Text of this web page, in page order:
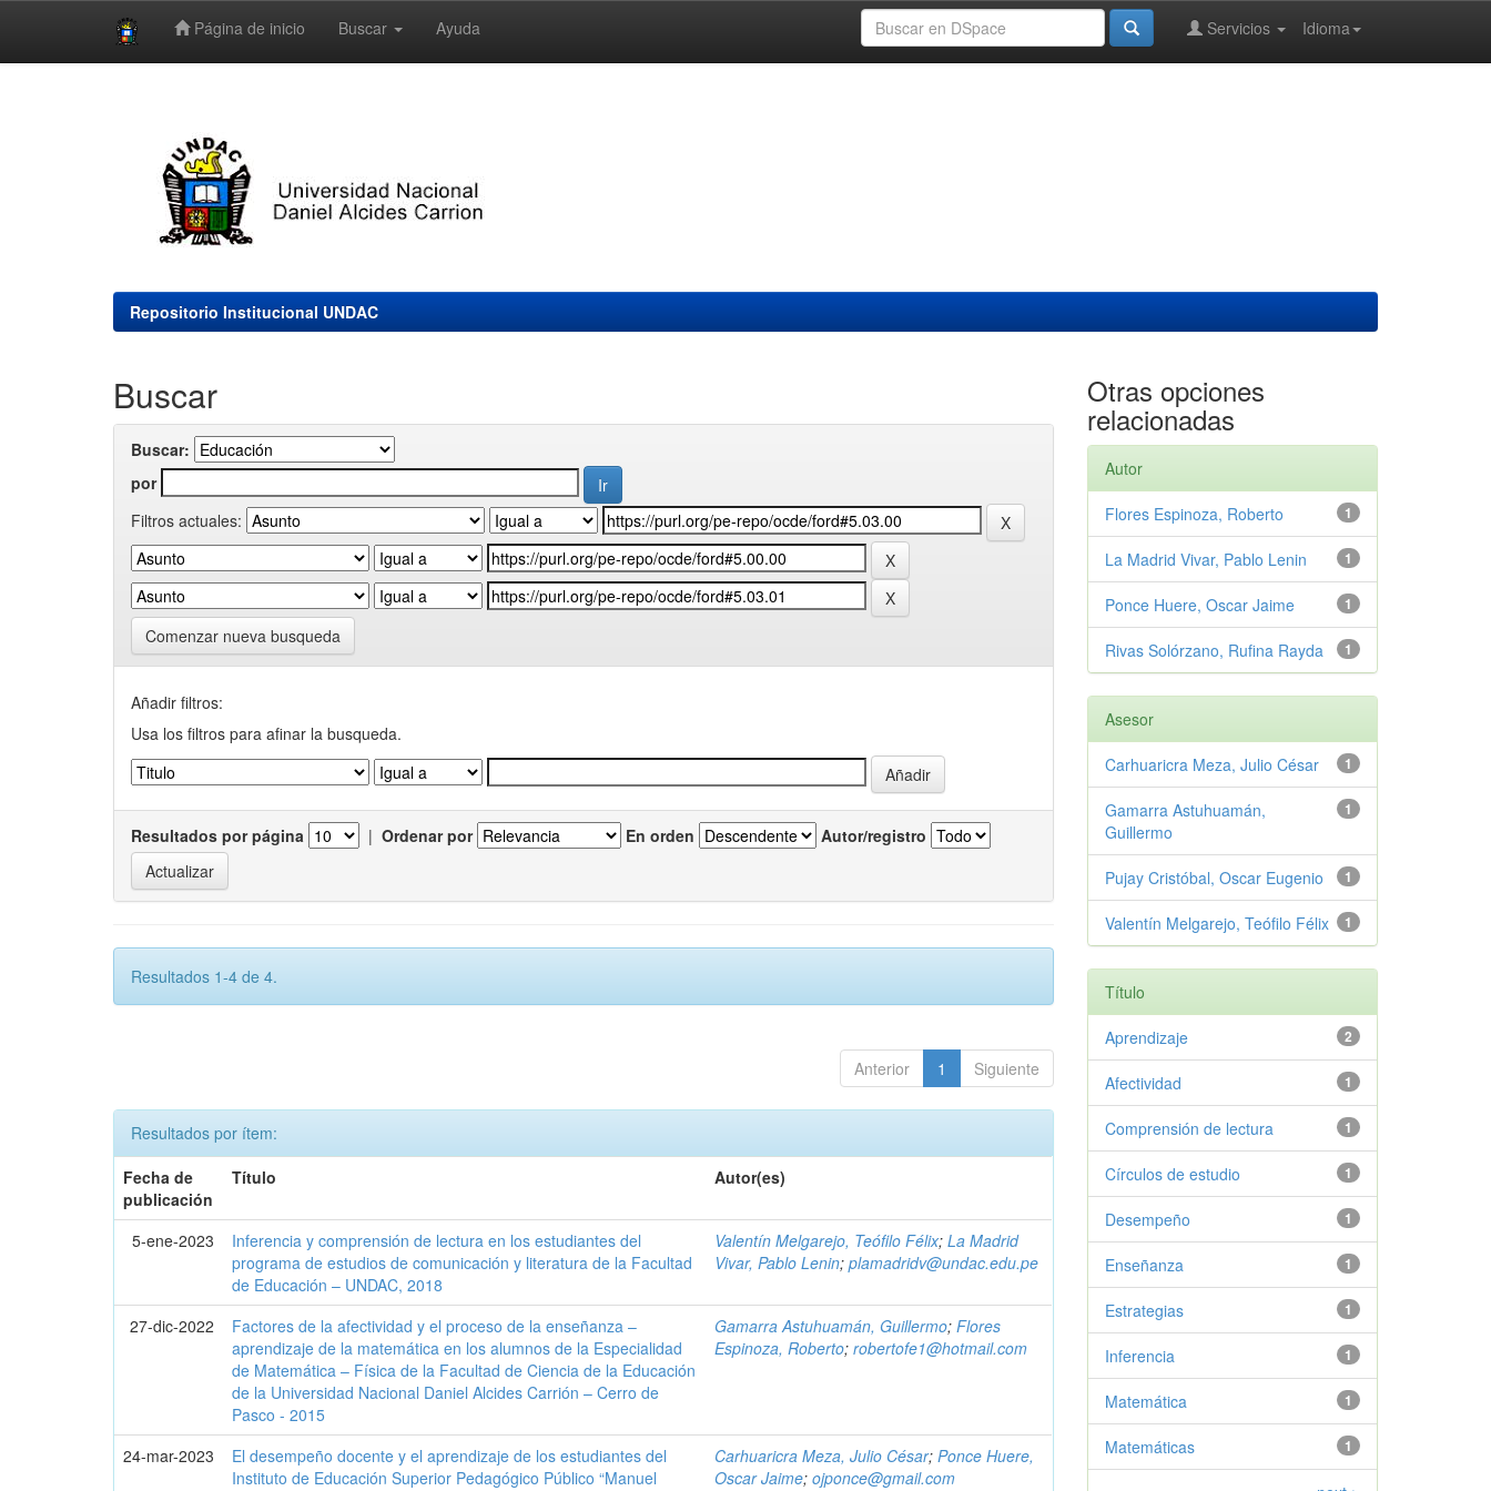
Página de inicio Buscar Ayuda Idioma
Servicios
Repositorio Institucional UNDAC
Buscar
Buscar:
por
Filtros actuales:
Comenzar nueva busqueda
Añadir filtros:
Usa los filtros para afinar la busqueda.
Resultados por página | Ordenar por En orden Autor/registro
Resultados 1-4 de 4.
Anterior 1 Siguiente
Resultados por ítem:
Fecha de
publicación
Título Autor(es)
5-ene-2023
Inferencia y comprensión de lectura en los estudiantes del
programa de estudios de comunicación y literatura de la Facultad
de Educación – UNDAC, 2018
Valentín Melgarejo, Teófilo Félix;La Madrid
Vivar, Pablo Lenin;plamadridv@undac.edu.pe
27-dic-2022
Factores de la afectividad y el proceso de la enseñanza –
aprendizaje de la matemática en los alumnos de la Especialidad
de Matemática – Física de la Facultad de Ciencia de la Educación
de la Universidad Nacional Daniel Alcides Carrión – Cerro de
Pasco - 2015
Gamarra Astuhuamán, Guillermo;Flores
Espinoza, Roberto;robertofe1@hotmail.com
24-mar-2023
El desempeño docente y el aprendizaje de los estudiantes del
Instituto de Educación Superior Pedagógico Público “Manuel
Carhuaricra Meza, Julio César;Ponce Huere,
Oscar Jaime;ojponce@gmail.com
Otras opciones
relacionadas
Autor
1
Flores Espinoza, Roberto
1
La Madrid Vivar, Pablo Lenin
1
Ponce Huere, Oscar Jaime
1
Rivas Solórzano, Rufina Rayda
Asesor
1
Carhuaricra Meza, Julio César
1
Gamarra Astuhuamán,
Guillermo
1
Pujay Cristóbal, Oscar Eugenio
1
Valentín Melgarejo, Teófilo Félix
Título
2
Aprendizaje
1
Afectividad
1
Comprensión de lectura
1
Círculos de estudio
1
Desempeño
1
Enseñanza
1
Estrategias
1
Inferencia
1
Matemática
1
Matemáticas